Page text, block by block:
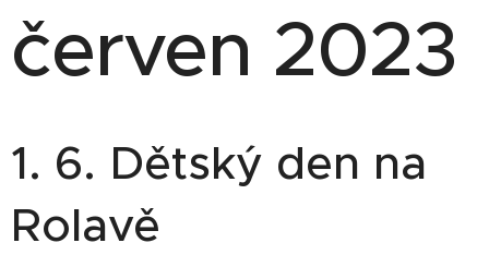
červen 2023
1. 6. Dětský den na
Rolavě